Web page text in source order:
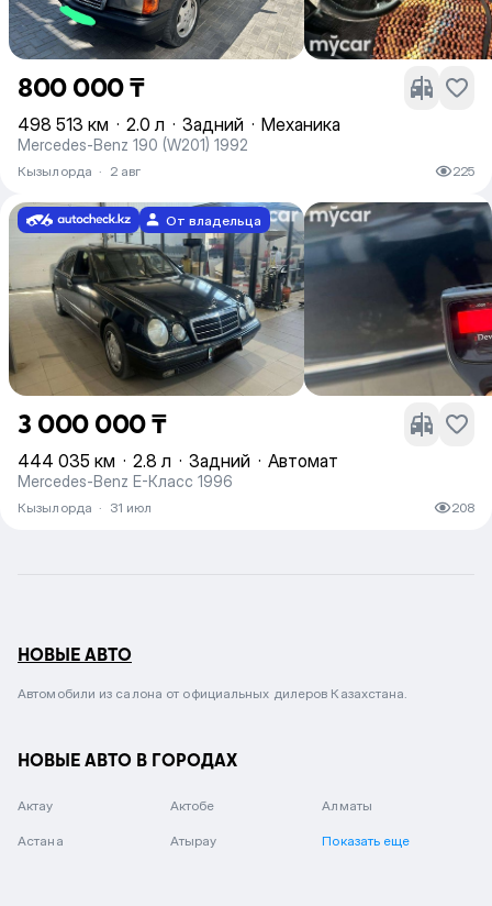
800 000 ₸
498 513 км · 2.0 л · Задний · Механика
Mercedes-Benz 190 (W201) 1992
Кызылорда · 2 авг 225
От владельца
3 000 000 ₸
444 035 км · 2.8 л · Задний · Автомат
Mercedes-Benz E-Класс 1996
Кызылорда · 31 июл 208
НОВЫЕ АВТО
Автомобили из салона от официальных дилеров Казахстана.
НОВЫЕ АВТО В ГОРОДАХ
Актау Актобе Алматы
Астана Атырау Показать еще